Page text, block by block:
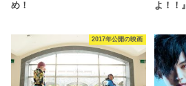
め！
よ！！
2017年公開の映画